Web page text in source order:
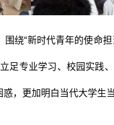
绕“新时代青年的使命担
足专业学习、校园实践
，更加明白当代大学生